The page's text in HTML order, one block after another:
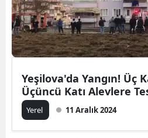
Yeşilova'da Yangın! Üç
Üçüncü Katı Alevlere
Yerel 11 Aralık 2024